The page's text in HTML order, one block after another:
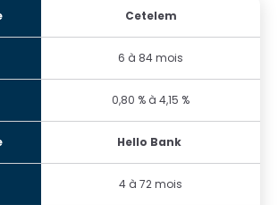
Cetelem
6 à 84 mois
0,80 % à 4,15 %
Hello Bank
4 à 72 mois